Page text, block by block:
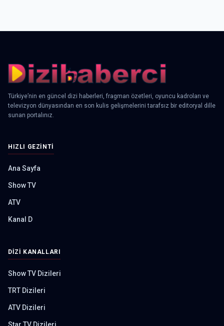
Türkiye’nin en güncel dizi haberleri, fragman özetleri, oyuncu kadroları ve
televizyon dünyasından en son kulis gelişmelerini tarafsız bir editoryal dille
sunan portalınız.
HIZLI GEZINTI
Ana Sayfa
Show TV
ATV
Kanal D
DIZI KANALLARI
Show TV Dizileri
TRT Dizileri
ATV Dizileri